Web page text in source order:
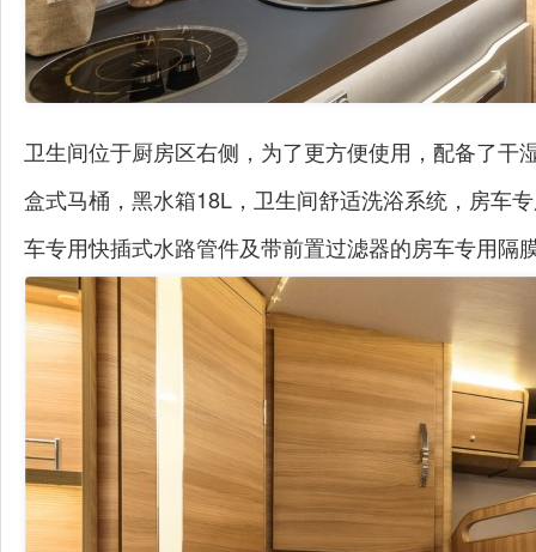
卫生间位于厨房区右侧，为了更方便使用，配备了
盒式马桶，黑水箱18L，卫生间舒适洗浴系统，房车
车专用快插式水路管件及带前置过滤器的房车专用